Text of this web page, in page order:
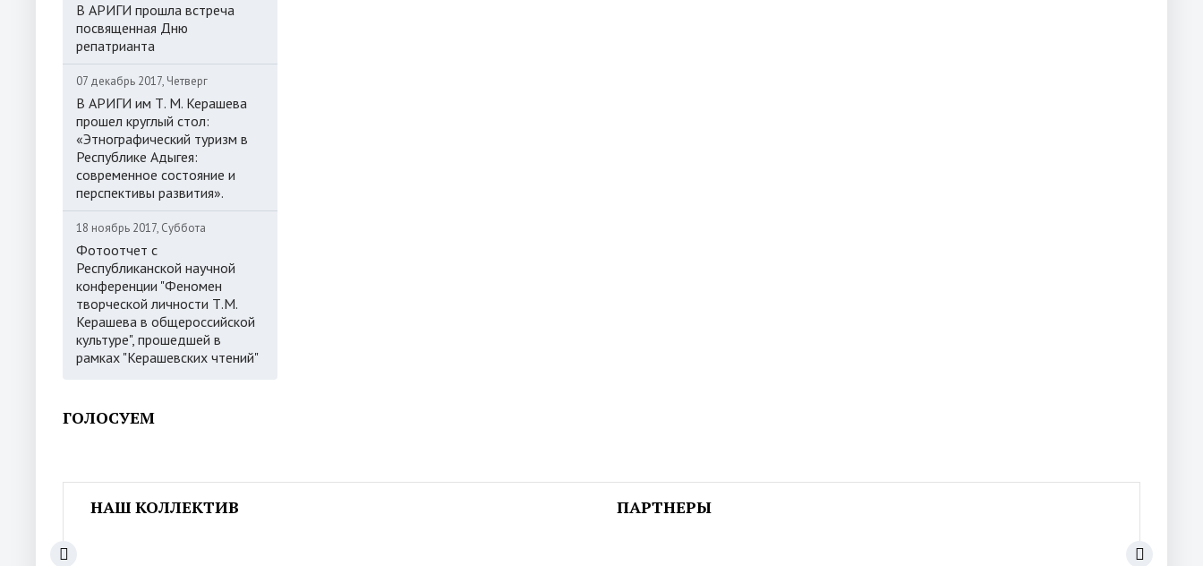
В АРИГИ прошла встреча
посвященная Дню
репатрианта
07 декабрь 2017, Четверг
В АРИГИ им Т. М. Керашева
прошел круглый стол:
«Этнографический туризм в
Республике Адыгея:
современное состояние и
перспективы развития».
18 ноябрь 2017, Суббота
Фотоотчет с
Республиканской научной
конференции "Феномен
творческой личности Т.М.
Керашева в общероссийской
культуре", прошедшей в
рамках "Керашевских чтений"
ГОЛОСУЕМ
НАШ КОЛЛЕКТИВ ПАРТНЕРЫ